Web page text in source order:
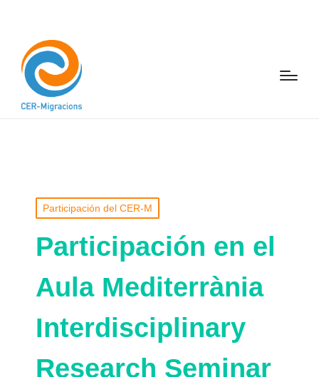
Participación del CER-M
Participación en el
Aula Mediterrània
Interdisciplinary
Research Seminar